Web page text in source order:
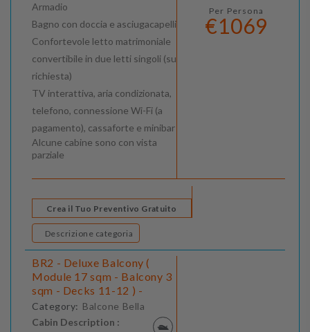
Armadio
Bagno con doccia e asciugacapelli
Confortevole letto matrimoniale
convertibile in due letti singoli (su
richiesta)
TV interattiva, aria condizionata,
telefono, connessione Wi-Fi (a
pagamento), cassaforte e minibar
Alcune cabine sono con vista
parziale
Per Persona
€1069
Crea il Tuo Preventivo Gratuito
Descrizione categoria
BR2 - Deluxe Balcony (
Module 17 sqm - Balcony 3
sqm - Decks 11-12 ) -
Category: Balcone Bella
Cabin Description :